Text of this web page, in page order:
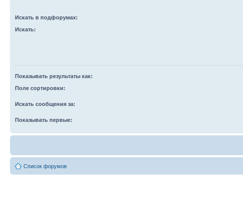
Искать в подфорумах:
Искать:
Показывать результаты как:
Поле сортировки:
Искать сообщения за:
Показывать первые:
Список форумов